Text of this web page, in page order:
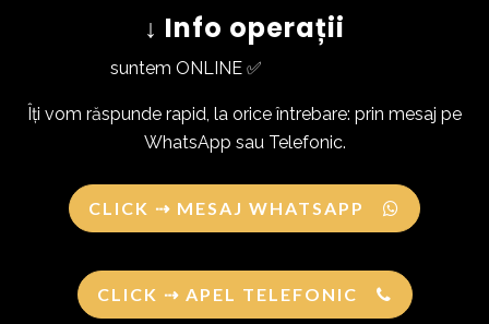
↓ Info operații
suntem ONLINE ✅
Îți vom răspunde rapid, la orice întrebare: prin mesaj pe
WhatsApp sau Telefonic.
CLICK ⇢ MESAJ WHATSAPP
CLICK ⇢ APEL TELEFONIC